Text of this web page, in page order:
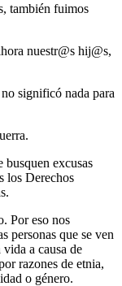
también fuimos
nuestr@s hij@s,
significó nada para
busquen excusas
los Derechos
Por eso nos
personas que se ven
a causa de
razones de etnia,
o género.